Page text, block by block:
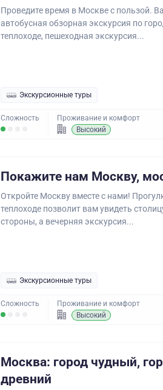
Проведите время в Москве с пользой.
автобусная обзорная экскурсия по
теплоходе, пешеходная экскурсия...
Экскурсионные туры
Сложность
Проживание и комфорт
Высокий
Покажите нам Москву,
Откройте Москву вместе с нами!
теплоходе позволит вам увидеть
стороны, а вечерняя экскурсия...
Экскурсионные туры
Сложность
Проживание и комфорт
Высокий
Москва: город чудный,
древний